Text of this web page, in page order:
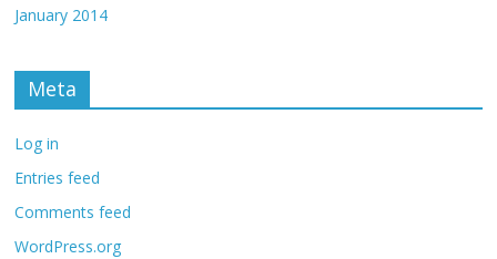
January 2014
Meta
Log in
Entries feed
Comments feed
WordPress.org